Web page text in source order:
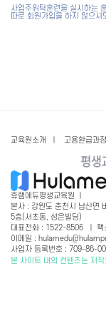
사업주위탁훈련을 실시하는
따로 회원가입을 하지 않으셔
교육원소개 고용환급과
휴램에듀평생교육원 ㅣ
본사 : 강원도 춘천시 남산면
5층(서초동, 성은빌딩)
대표전화 : 1522-8506 ㅣ
이메일 :
사업자 등록번호 : 709-86-
본 사이트 내의 컨텐츠는 저